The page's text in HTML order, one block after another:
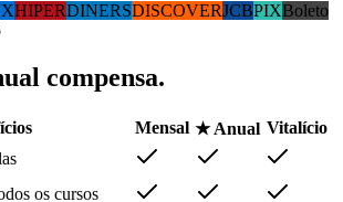
HIPERDINERSDISCOVERJCBPIXBoleto
compensa.
Mensal ★ Anual Vitalício
os cursos